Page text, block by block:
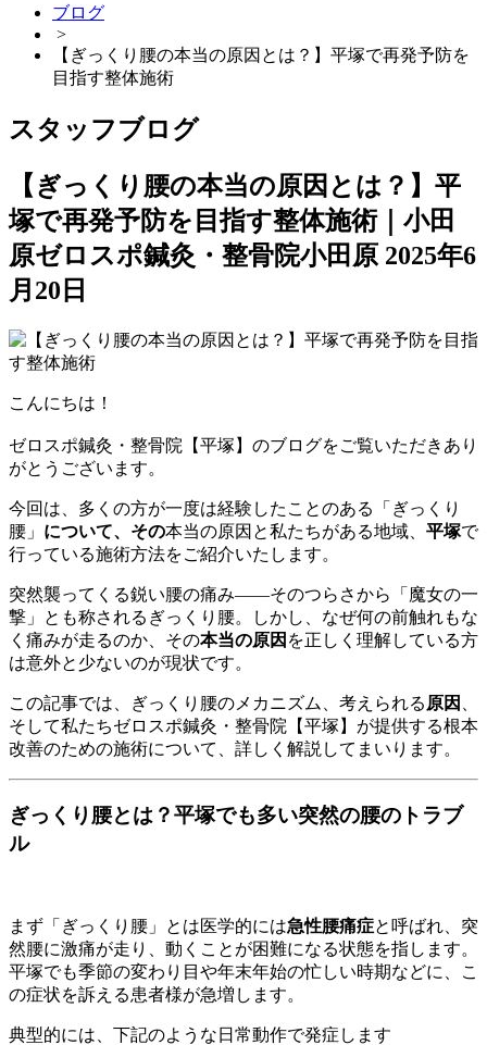
ブログ
>
【ぎっくり腰の本当の原因とは？】平塚で再発予防を
目指す整体施術
スタッフブログ
【ぎっくり腰の本当の原因とは？】平
塚で再発予防を目指す整体施術｜小田
原ゼロスポ鍼灸・整骨院小田原 2025年6
月20日
こんにちは！
ゼロスポ鍼灸・整骨院【平塚】のブログをご覧いただきあり
がとうございます。
今回は、多くの方が一度は経験したことのある「ぎっくり
腰」 について、その本当の原因と私たちがある地域、 平塚で
行っている施術方法をご紹介いたします。
突然襲ってくる鋭い腰の痛み――そのつらさから「魔女の一
撃」とも称されるぎっくり腰。しかし、なぜ何の前触れもな
く痛みが走るのか、その本当の原因 を正しく理解している方
は意外と少ないのが現状です。
この記事では、ぎっくり腰のメカニズム、考えられる 原因
そして私たちゼロスポ鍼灸・整骨院【平塚】が提供する根本
改善のための施術について、詳しく解説してまいります。
ぎっくり腰とは？平塚でも多い突然の腰のトラブ
ル
まず「ぎっくり腰」とは医学的には急性腰痛症と呼ばれ、突
然腰に激痛が走り、動くことが困難になる状態を指します。
平塚でも季節の変わり目や年末年始の忙しい時期などに、こ
の症状を訴える患者様が急増します。
典型的には、下記のような日常動作で発症します